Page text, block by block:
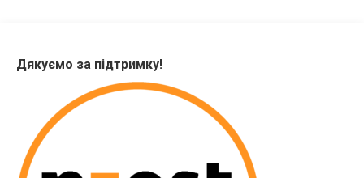
Дякуємо за підтримку!